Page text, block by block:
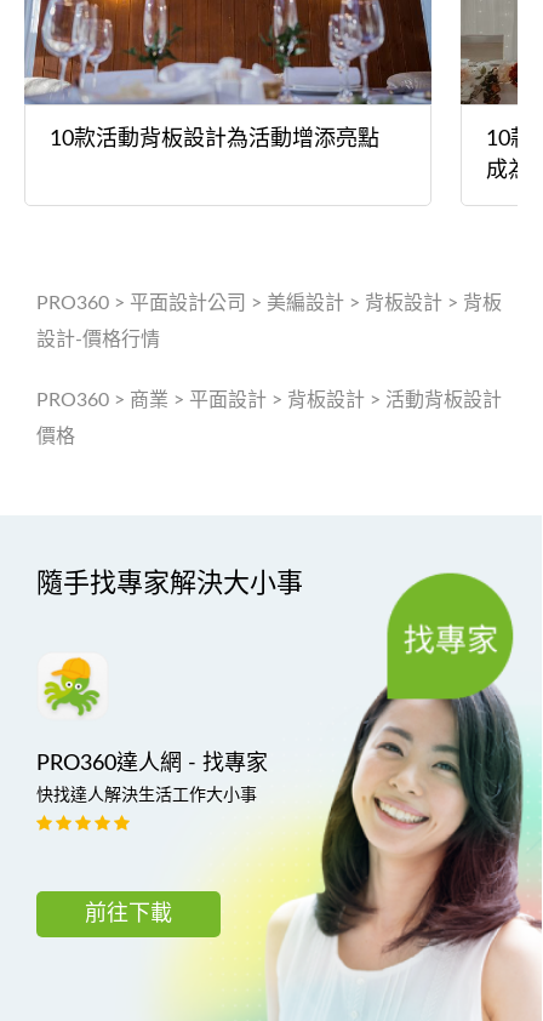
10款活動背板設計為活動增添亮點
10款
成為
PRO360 > 平面設計公司 > 美編設計 > 背板設計 > 背板
設計-價格行情
PRO360 > 商業 > 平面設計 > 背板設計 > 活動背板設計
價格
隨手找專家解決大小事
PRO360達人網 - 找專家
快找達人解決生活工作大小事
前往下載